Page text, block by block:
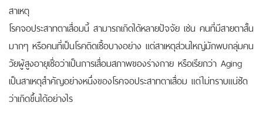
สาเหตุ
โรคจอประสาทตาเสื่อมนี้ สามารถเกิดได้หลายปัจจัย เช่น คนที่มีสายตาสั้น
มากๆ หรือคนที่เป็นโรคติดเชื้อบางอย่าง แต่สาเหตุส่วนใหญ่มักพบกลุ่มคน
วัยผู้สูงอายุเชื่อว่าเป็นการเสื่อมสภาพของร่างกาย หรือเรียกว่า Aging
เป็นสาเหตุสำคัญอย่างหนึ่งของโรคจอประสาทตาเสื่อม แต่ไม่ทราบแน่ชัด
ว่าเกิดขึ้นได้อย่างไร